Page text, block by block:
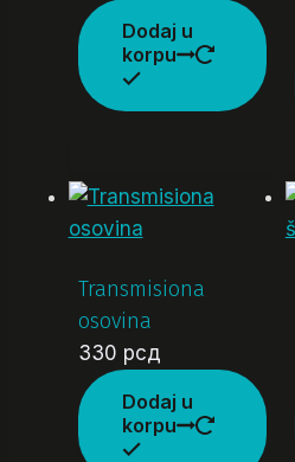
Dodaj u
korpu
Transmisiona
osovina
330 рсд
Dodaj u
korpu